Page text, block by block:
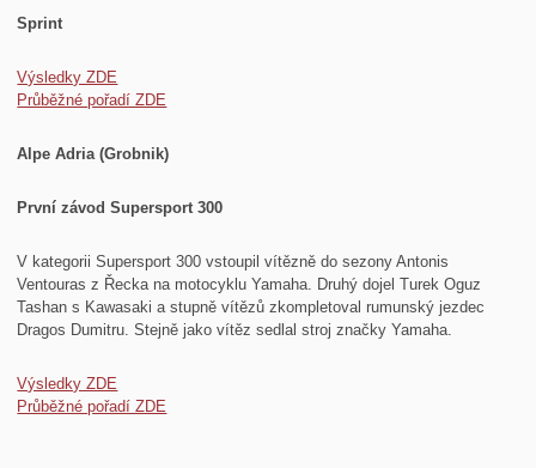
Sprint
Výsledky ZDE
Průběžné pořadí ZDE
Alpe Adria (Grobnik)
První závod Supersport 300
V kategorii Supersport 300 vstoupil vítězně do sezony Antonis
Ventouras z Řecka na motocyklu Yamaha. Druhý dojel Turek Oguz
Tashan s Kawasaki a stupně vítězů zkompletoval rumunský jezdec
Dragos Dumitru. Stejně jako vítěz sedlal stroj značky Yamaha.
Výsledky ZDE
Průběžné pořadí ZDE